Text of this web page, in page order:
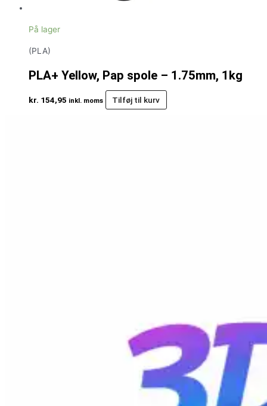
På lager
(PLA)
PLA+ Yellow, Pap spole – 1.75mm, 1kg
kr. 154,95 inkl. moms Tilføj til kurv